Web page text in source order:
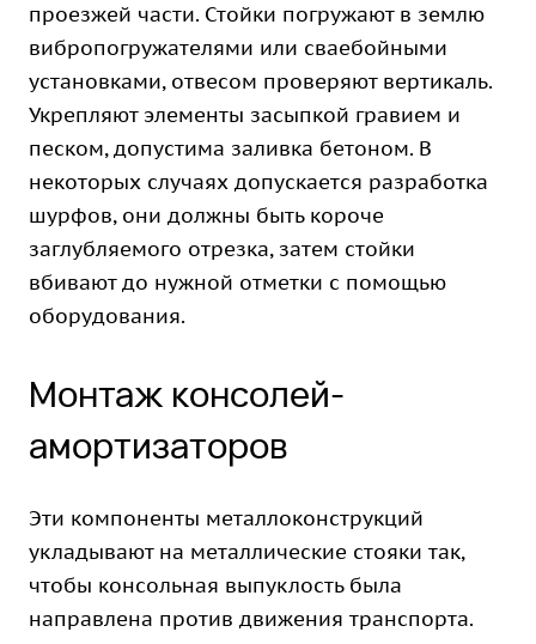
проезжей части. Стойки погружают в землю
вибропогружателями или сваебойными
установками, отвесом проверяют вертикаль.
Укрепляют элементы засыпкой гравием и
песком, допустима заливка бетоном. В
некоторых случаях допускается разработка
шурфов, они должны быть короче
заглубляемого отрезка, затем стойки
вбивают до нужной отметки с помощью
оборудования.
Монтаж консолей-
амортизаторов
Эти компоненты металлоконструкций
укладывают на металлические стояки так,
чтобы консольная выпуклость была
направлена против движения транспорта.